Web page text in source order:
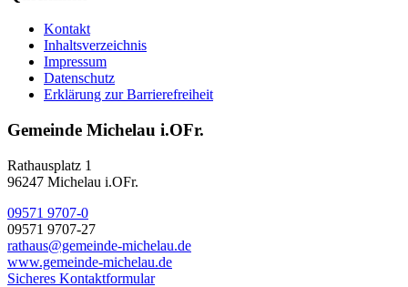
Kontakt
Inhaltsverzeichnis
Impressum
Datenschutz
Erklärung zur Barrierefreiheit
Gemeinde Michelau i.OFr.
Rathausplatz 1
96247 Michelau i.OFr.
09571 9707-0
09571 9707-27
rathaus@gemeinde-michelau.de
www.gemeinde-michelau.de
Sicheres Kontaktformular